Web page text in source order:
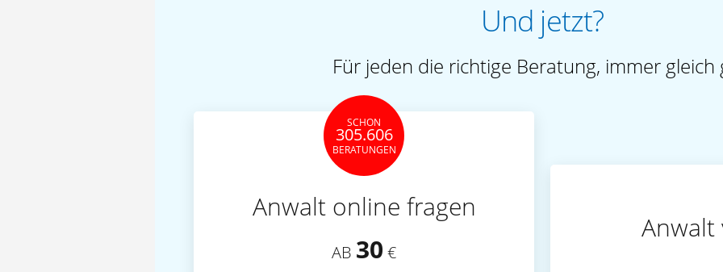
Und jetzt?
Für jeden die richtige Beratung, immer gleich
SCHON
305.606
BERATUNGEN
Anwalt online fragen
AB 30 €